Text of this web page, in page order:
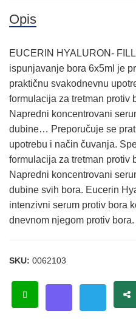
Opis
EUCERIN HYALURON-
ispunjavanje bora 6x5ml je
praktičnu svakodnevnu
formulacija za tretman protiv
Napredni koncentrovani
dubine… Preporučuje se
upotrebu i način čuvanja.
formulacija za tretman protiv
Napredni koncentrovani
dubine svih bora. Eucerin
intenzivni serum protiv bora
dnevnom njegom protiv
SKU: 0062103